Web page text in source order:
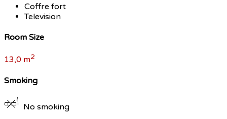
Coffre fort
Television
Room Size
13,0 m2
Smoking
No smoking